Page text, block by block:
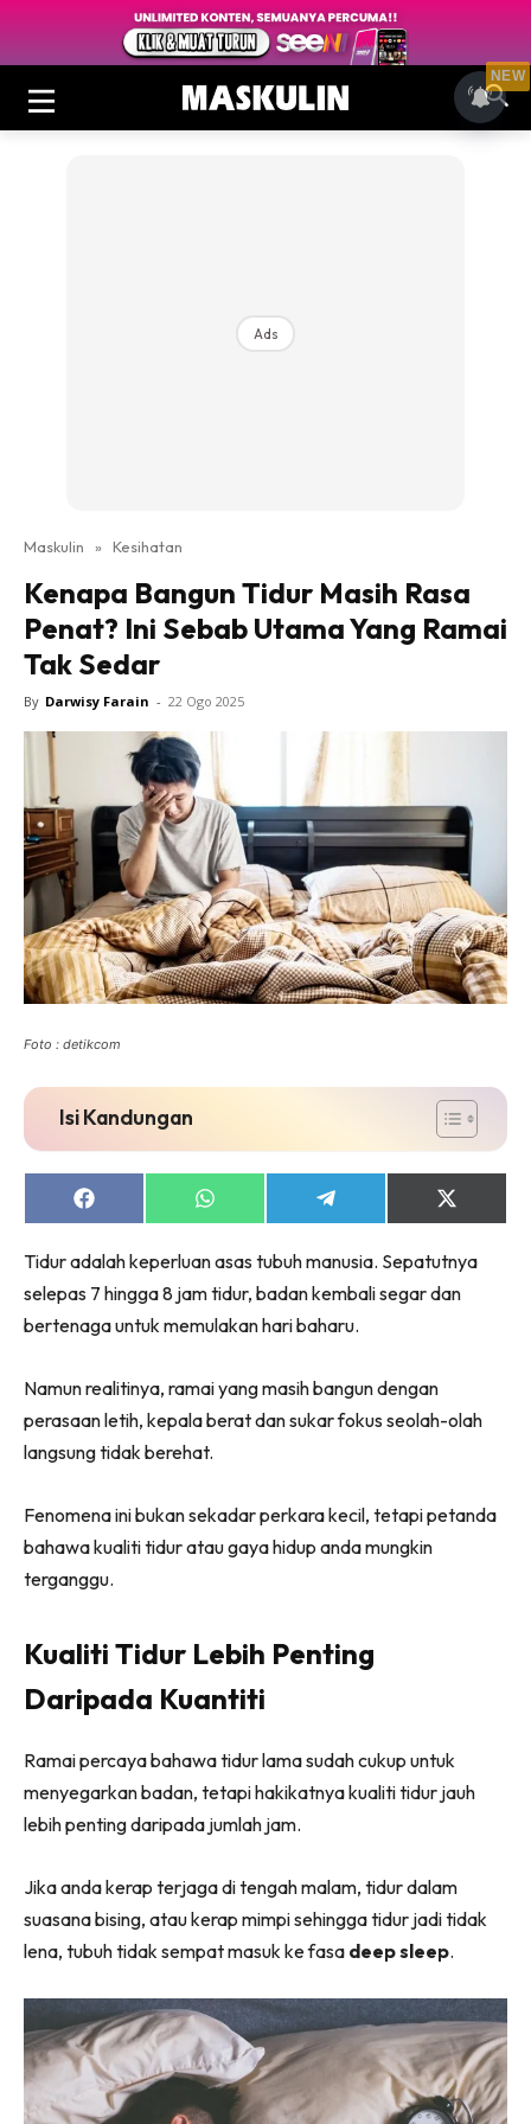
Ads
Maskulin » Kesihatan
Kenapa Bangun Tidur Masih Rasa
Penat? Ini Sebab Utama Yang Ramai
Tak Sedar
By Darwisy Farain - 22 Ogo 2025
Foto : detikcom
Isi Kandungan
Share
on
Share
on
Share
on
Share
on
(Twitter)
Tidur adalah keperluan asas tubuh manusia. Sepatutnya
selepas 7 hingga 8 jam tidur, badan kembali segar dan
bertenaga untuk memulakan hari baharu.
Namun realitinya, ramai yang masih bangun dengan
perasaan letih, kepala berat dan sukar fokus seolah-olah
langsung tidak berehat.
Fenomena ini bukan sekadar perkara kecil, tetapi petanda
bahawa kualiti tidur atau gaya hidup anda mungkin
terganggu.
Kualiti Tidur Lebih Penting
Daripada Kuantiti
Ramai percaya bahawa tidur lama sudah cukup untuk
menyegarkan badan, tetapi hakikatnya kualiti tidur jauh
lebih penting daripada jumlah jam.
Jika anda kerap terjaga di tengah malam, tidur dalam
suasana bising, atau kerap mimpi sehingga tidur jadi tidak
lena, tubuh tidak sempat masuk ke fasa deep sleep.
NEW